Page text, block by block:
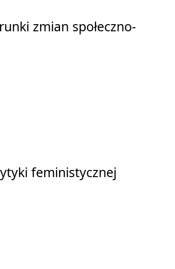
zmian społeczno-
feministycznej